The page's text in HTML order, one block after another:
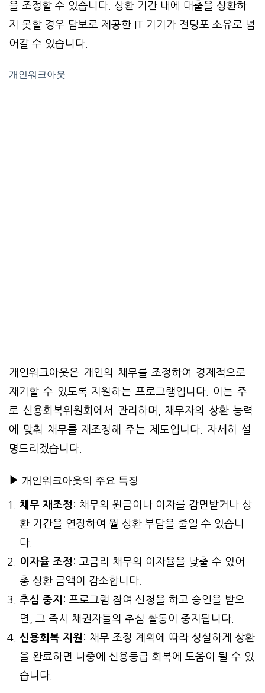
을 조정할 수 있습니다. 상환 기간 내에 대출을 상환하
지 못할 경우 담보로 제공한 IT 기기가 전당포 소유로 넘
어갈 수 있습니다.
개인워크아웃
개인워크아웃은 개인의 채무를 조정하여 경제적으로
재기할 수 있도록 지원하는 프로그램입니다. 이는 주
로 신용회복위원회에서 관리하며, 채무자의 상환 능력
에 맞춰 채무를 재조정해 주는 제도입니다. 자세히 설
명드리겠습니다.
▶ 개인워크아웃의 주요 특징
채무 재조정 : 채무의 원금이나 이자를 감면받거나 상
환 기간을 연장하여 월 상환 부담을 줄일 수 있습니
다.
이자율 조정 : 고금리 채무의 이자율을 낮출 수 있어
총 상환 금액이 감소합니다.
추심 중지 : 프로그램 참여 신청을 하고 승인을 받으
면, 그 즉시 채권자들의 추심 활동이 중지됩니다.
신용회복 지원 : 채무 조정 계획에 따라 성실하게 상환
을 완료하면 나중에 신용등급 회복에 도움이 될 수 있
습니다.